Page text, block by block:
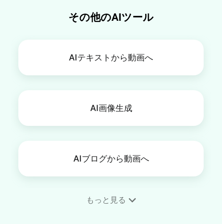
その他のAIツール
AIテキストから動画へ
AI画像生成
AIブログから動画へ
もっと見る